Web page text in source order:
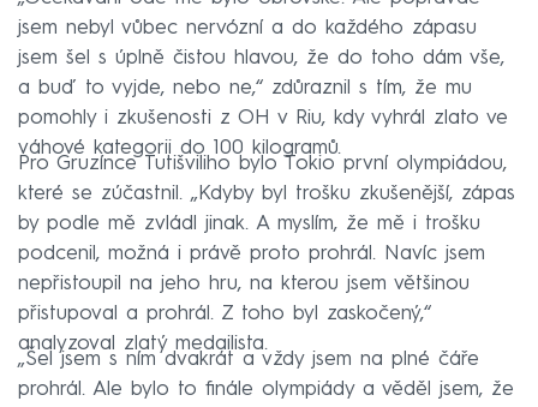
jsem nebyl vůbec nervózní a do každého zápasu
jsem šel s úplně čistou hlavou, že do toho dám vše,
a buď to vyjde, nebo ne,“ zdůraznil s tím, že mu
pomohly i zkušenosti z OH v Riu, kdy vyhrál zlato ve
váhové kategorii do 100 kilogramů.
Pro Gruzínce Tutišviliho bylo Tokio první olympiádou,
které se zúčastnil. „Kdyby byl trošku zkušenější, zápas
by podle mě zvládl jinak. A myslím, že mě i trošku
podcenil, možná i právě proto prohrál. Navíc jsem
nepřistoupil na jeho hru, na kterou jsem většinou
přistupoval a prohrál. Z toho byl zaskočený,“
analyzoval zlatý medailista.
„Šel jsem s ním dvakrát a vždy jsem na plné čáře
prohrál. Ale bylo to finále olympiády a věděl jsem, že